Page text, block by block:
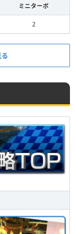
ミニターボ
2